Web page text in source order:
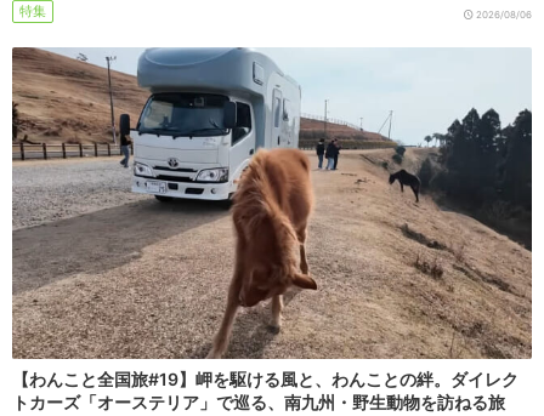
特集 2026/08/06
【わんこと全国旅#19】岬を駆ける風と、わんことの絆。ダイレク
トカーズ「オーステリア」で巡る、南九州・野生動物を訪ねる旅